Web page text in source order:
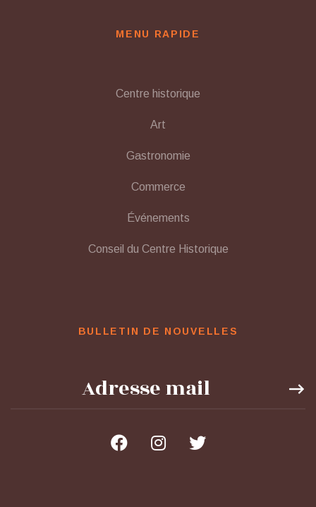
MENU RAPIDE
Centre historique
Art
Gastronomie
Commerce
Événements
Conseil du Centre Historique
BULLETIN DE NOUVELLES